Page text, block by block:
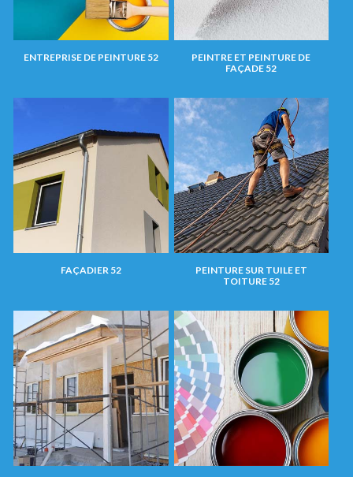
ENTREPRISE DE PEINTURE 52
PEINTRE ET PEINTURE DE
FAÇADE 52
FAÇADIER 52
PEINTURE SUR TUILE ET
TOITURE 52